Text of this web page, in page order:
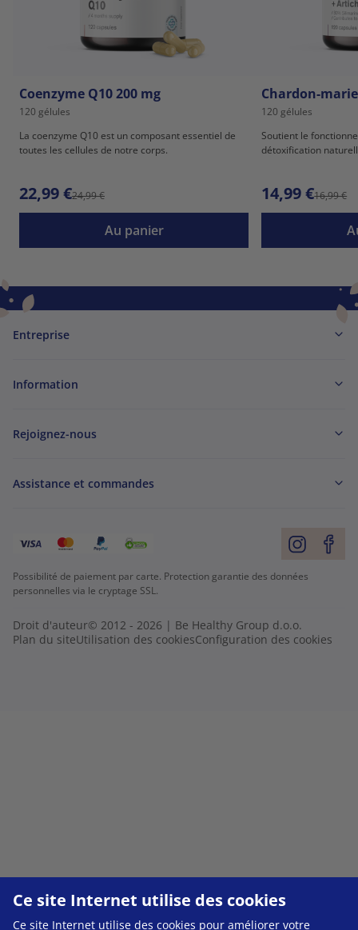
Ce site Internet utilise des cookies
Ce site Internet utilise des cookies pour améliorer votre
Coenzyme Q10 200 mg
120 gélules
La coenzyme Q10 est un composant essentiel de
toutes les cellules de notre corps.
22,99 €24,99 €
Au panier
Chardon-
120 gélules
Soutient le
détoxification
14,99 €16,99 €
Entreprise
Information
Rejoignez-nous
Assistance et commandes
Possibilité de paiement par carte. Protection garantie des données
personnelles via le cryptage SSL.
Droit d'auteur© 2012 - 2026 | Be Healthy Group d.o.o.
Plan du siteUtilisation des cookiesConfiguration des cookies